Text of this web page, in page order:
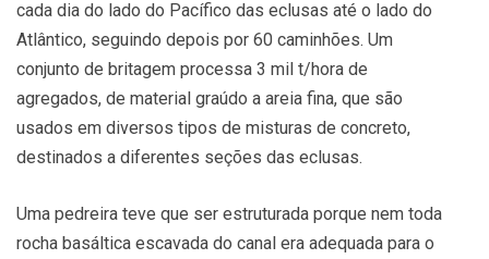
cada dia do lado do Pacífico das eclusas até o lado do
Atlântico, seguindo depois por 60 caminhões. Um
conjunto de britagem processa 3 mil t/hora de
agregados, de material graúdo a areia fina, que são
usados em diversos tipos de misturas de concreto,
destinados a diferentes seções das eclusas.
Uma pedreira teve que ser estruturada porque nem toda
rocha basáltica escavada do canal era adequada para o